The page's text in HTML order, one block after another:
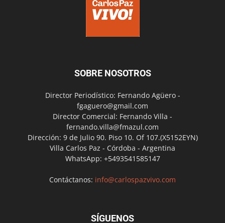
SOBRE NOSOTROS
Director Periodístico: Fernando Agüero -
fgaguero@gmail.com
Director Comercial: Fernando Villa -
fernando.villa@fmazul.com
Dirección: 9 de Julio 90. Piso 10. Of 107.(X5152EYN)
Villa Carlos Paz - Córdoba - Argentina
WhatsApp: +5493541585147
Contáctanos: info@carlospazvivo.com
SÍGUENOS